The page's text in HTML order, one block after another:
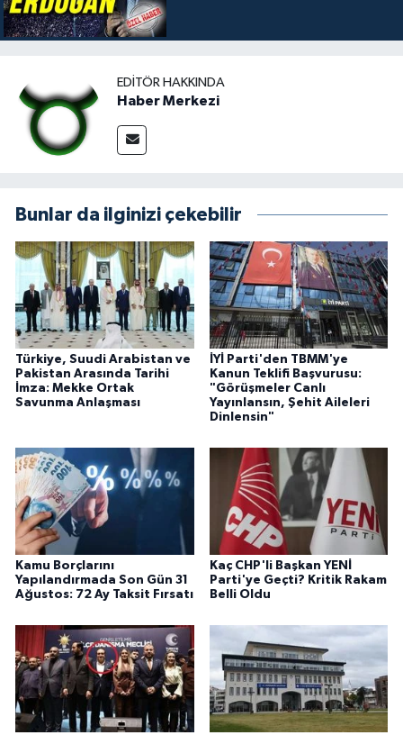
EDITÖR HAKKINDA
Haber Merkezi
Bunlar da ilginizi çekebilir
Türkiye, Suudi Arabistan ve
Pakistan Arasında Tarihi
İmza: Mekke Ortak
Savunma Anlaşması
İYİ Parti'den TBMM'ye
Kanun Teklifi Başvurusu:
"Görüşmeler Canlı
Yayınlansın, Şehit Aileleri
Dinlensin"
Kamu Borçlarını
Yapılandırmada Son Gün 31
Ağustos: 72 Ay Taksit Fırsatı
Kaç CHP'li Başkan YENİ
Parti'ye Geçti? Kritik Rakam
Belli Oldu